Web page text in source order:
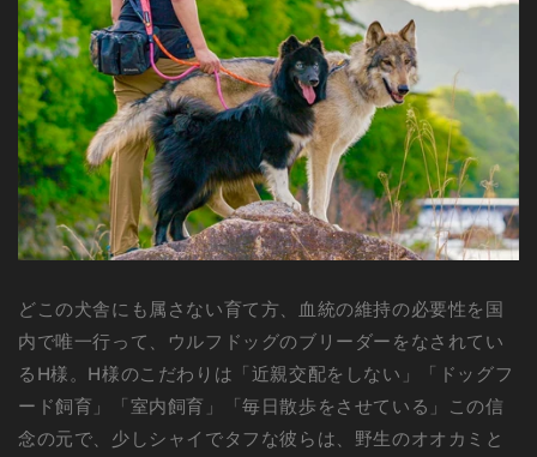
どこの犬舎にも属さない育て方、血統の維持の必要性を国
内で唯一行って、ウルフドッグのブリーダーをなされてい
るH様。H様のこだわりは「近親交配をしない」「ドッグフ
ード飼育」「室内飼育」「毎日散歩をさせている」この信
念の元で、少しシャイでタフな彼らは、野生のオオカミと